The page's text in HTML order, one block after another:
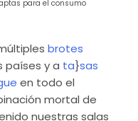
para el consumo
brotes
países y a ta}sas
en todo el
mortal de
nuestras salas